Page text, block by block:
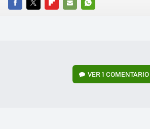
FACEBOOK
TWITTERFLIPBOARD
E-
WHATSAPP
VER1 COMENTARIO